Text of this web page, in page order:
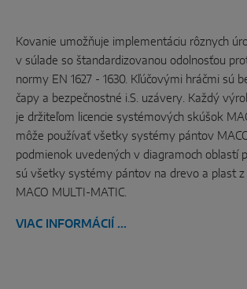
Kovanie umožňuje implementáciu rôznych
v súlade so štandardizovanou odolnosťou
normy EN 1627 - 1630. Kľúčovými hráčmi sú
čapy a bezpečnostné i.S. uzávery. Každý
je držiteľom licencie systémových skúšok
môže používať všetky systémy pántov
podmienok uvedených v diagramoch oblastí
sú všetky systémy pántov na drevo a plast
MACO MULTI-MATIC.
VIAC INFORMÁCIÍ ...